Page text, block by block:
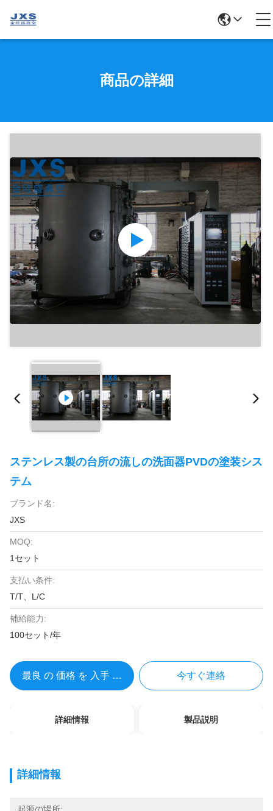
商品の詳細
ステンレス製の台所の流しの洗面器PVDの塗装シス
テム
ブランド名:
JXS
MOQ:
1セット
支払い条件:
T/T、L/C
補給能力:
100セット/年
最良 の 価格 を 入手 する 今すぐ連絡
詳細情報 製品説明
詳細情報